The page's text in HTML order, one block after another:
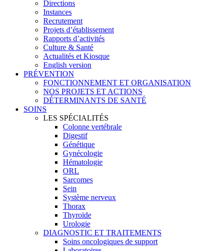
Directions
Instances
Recrutement
Projets d’établissement
Rapports d’activités
Culture & Santé
Actualités et Kiosque
English version
PRÉVENTION
FONCTIONNEMENT ET ORGANISATION
NOS PROJETS ET ACTIONS
DÉTERMINANTS DE SANTÉ
SOINS
LES SPÉCIALITÉS
Colonne vertébrale
Digestif
Génétique
Gynécologie
Hématologie
ORL
Sarcomes
Sein
Système nerveux
Thorax
Thyroïde
Urologie
DIAGNOSTIC ET TRAITEMENTS
Soins oncologiques de support